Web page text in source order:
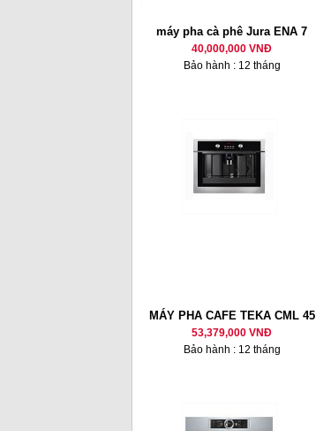
máy pha cà phê Jura ENA 7
40,000,000 VNĐ
Bảo hành : 12 tháng
MÁY PHA CAFE TEKA CML 45
53,379,000 VNĐ
Bảo hành : 12 tháng